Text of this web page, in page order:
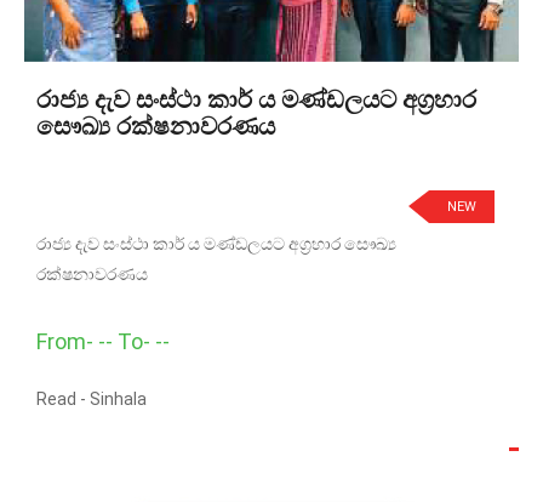
රාජ්‍ය දැව සංස්ථා කාර් ය මණ්ඩලයට අග්‍රහාර
සෞඛ්‍ය රක්ෂනාවරණය
NEW
රාජ්‍ය දැව සංස්ථා කාර් ය මණ්ඩලයට අග්‍රහාර සෞඛ්‍ය
රක්ෂනාවරණය
From- -- To- --
Read - Sinhala